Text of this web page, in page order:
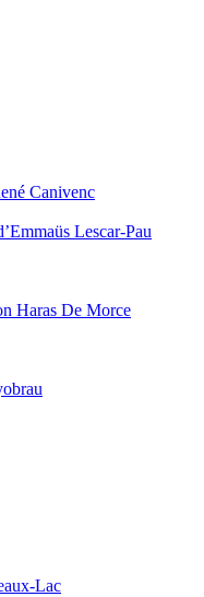
Canivenc
Lescar-Pau
Haras De Morce
Lac